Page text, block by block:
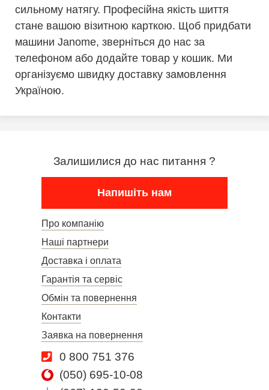
сильному натягу. Професійна якість шиття
стане вашою візитною карткою. Щоб придбати
машини Janome, зверніться до нас за
телефоном або додайте товар у кошик. Ми
організуємо швидку доставку замовлення
Україною.
Залишилися до нас питання ?
Напишіть нам
Про компанію
Наші партнери
Доставка і оплата
Гарантія та сервіс
Обмін та повернення
Контакти
Заявка на повернення
0 800 751 376
(050) 695-10-08